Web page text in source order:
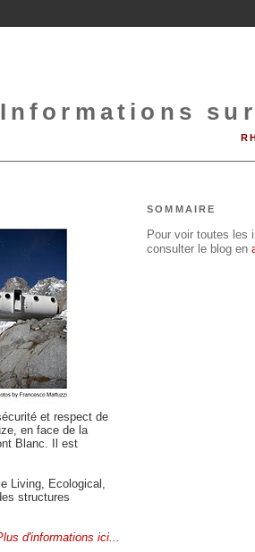
Informations
et respect de
en face de la
Blanc. Il est
Living, Ecological,
structures
d'informations ici...
SOMMAIRE
Pour voir toutes les
consulter le blog en